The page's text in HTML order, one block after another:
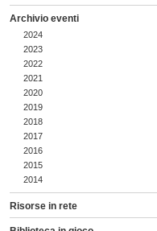
Archivio eventi
2024
2023
2022
2021
2020
2019
2018
2017
2016
2015
2014
Risorse in rete